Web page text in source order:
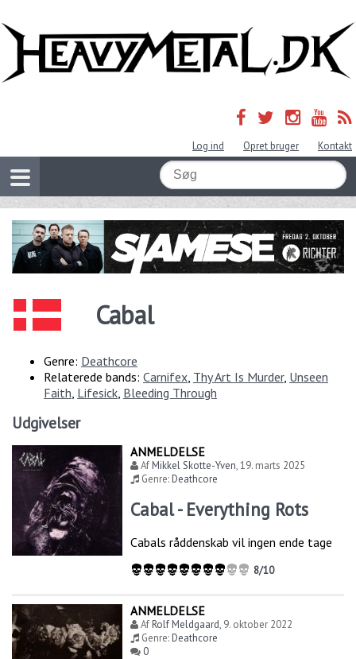
Log ind Opret bruger Kontakt
Cabal
Genre: Deathcore
Relaterede bands: Carnifex Thy Art Is Murder, Unseen
Faith Lifesick Bleeding Through
Udgivelser
ANMELDELSE
AfMikkel Skotte-Yven,19. marts 2025
Genre:Deathcore
Cabal - Everything Rots
Cabals råddenskab vil ingen ende tage
8/10
ANMELDELSE
AfRolf Meldgaard, 9. oktober 2022
Genre:Deathcore
0